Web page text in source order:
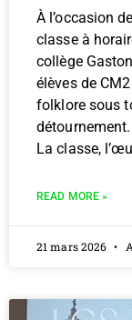
À l’occasion
classe à
collège
élèves de
folklore sous
La classe,
READ MORE »
21 mars 2026